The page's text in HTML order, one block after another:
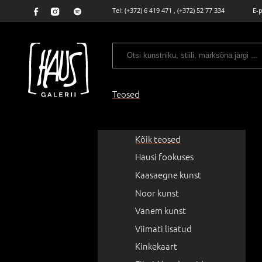
Tel: (+372) 6 419 471 , (+372) 52 77 334 E-
Teosed
Kõik teosed
Hausi fookuses
Kaasaegne kunst
Noor kunst
Vanem kunst
Viimati lisatud
Kinkekaart